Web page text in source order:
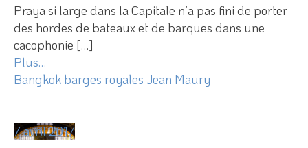
Praya si large dans la Capitale n’a pas fini de porter
des hordes de bateaux et de barques dans une
cacophonie […]
Plus…
Bangkok barges royales Jean Maury
7 avril 2017